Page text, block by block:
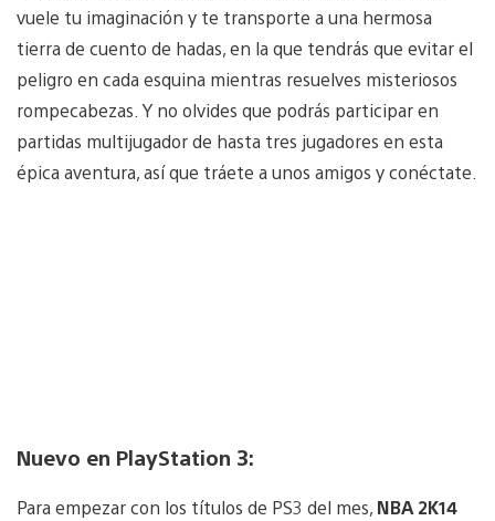
vuele tu imaginación y te transporte a una hermosa
tierra de cuento de hadas, en la que tendrás que evitar el
peligro en cada esquina mientras resuelves misteriosos
rompecabezas. Y no olvides que podrás participar en
partidas multijugador de hasta tres jugadores en esta
épica aventura, así que tráete a unos amigos y conéctate.
Nuevo en PlayStation 3:
Para empezar con los títulos de PS3 del mes, NBA 2K14